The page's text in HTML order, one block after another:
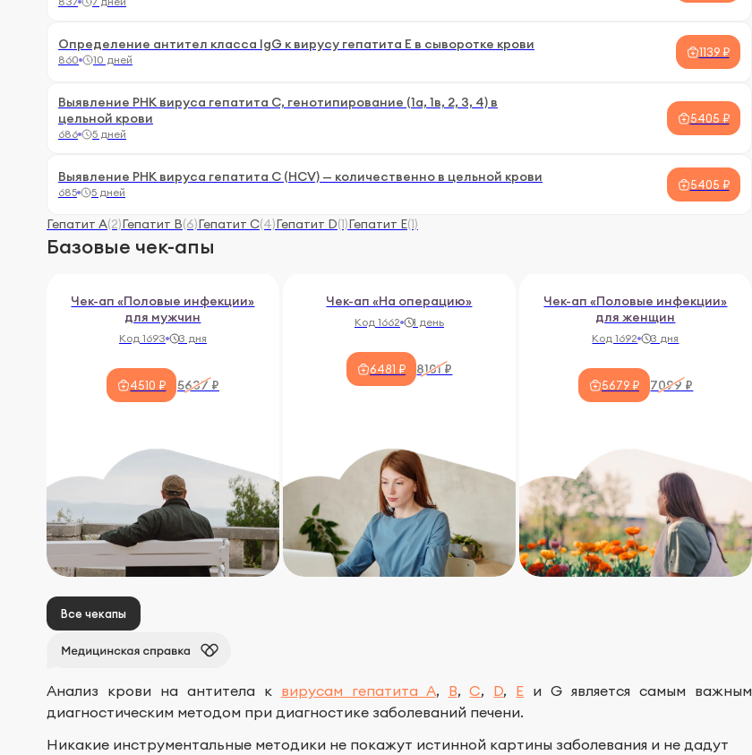
Гепатит А(2)Гепатит В(6)Гепатит С(4)Гепатит D(1)Гепатит E(1)
Базовые чек-апы
Чек-ап «Половые инфекции»
для мужчин
Код 1693 3 дня
4510 ₽ 5637 ₽
Чек-ап «На операцию»
Код 1662 1 день
6481 ₽ 8101 ₽
Чек-ап «Половые инфекции»
для женщин
Код 1692 3 дня
5679 ₽ 7099 ₽
Все чекапы
Определение антител класса IgG к вирусу гепатита Е в сыворотке крови
860 10 дней
1139 ₽
Выявление РНК вируса гепатита С, генотипирование (1а, 1в, 2, 3, 4) в
цельной крови
686 5 дней
5405 ₽
Выявление РНК вируса гепатита С (HCV) — количественно в цельной крови
685 5 дней
5405 ₽
Анализ крови на антитела к вирусам гепатита А, В,С, D, E и G является самым важным
диагностическим методом при диагностике заболеваний печени.
Никакие инструментальные методики не покажут истинной картины заболевания и не дадут